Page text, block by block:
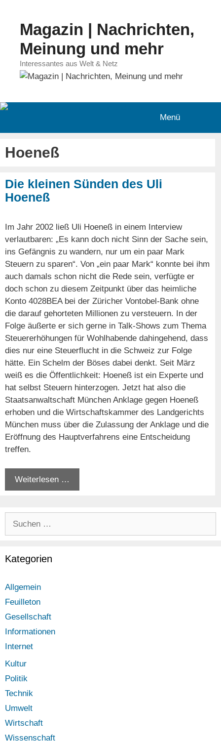
springenMagazin | Nachrichten,
Meinung und mehr
Interessantes aus Welt & Netz
Menü
Hoeneß
Die kleinen Sünden des Uli
Hoeneß
Im Jahr 2002 ließ Uli Hoeneß in einem Interview
verlautbaren: „Es kann doch nicht Sinn der Sache sein,
ins Gefängnis zu wandern, nur um ein paar Mark
Steuern zu sparen“. Von „ein paar Mark“ konnte bei ihm
auch damals schon nicht die Rede sein, verfügte er
doch schon zu diesem Zeitpunkt über das heimliche
Konto 4028BEA bei der Züricher Vontobel-Bank ohne
die darauf gehorteten Millionen zu versteuern. In der
Folge äußerte er sich gerne in Talk-Shows zum Thema
Steuererhöhungen für Wohlhabende dahingehend, dass
dies nur eine Steuerflucht in die Schweiz zur Folge
hätte. Ein Schelm der Böses dabei denkt. Seit März
weiß es die Öffentlichkeit: Hoeneß ist ein Experte und
hat selbst Steuern hinterzogen. Jetzt hat also die
Staatsanwaltschaft München Anklage gegen Hoeneß
erhoben und die Wirtschaftskammer des Landgerichts
München muss über die Zulassung der Anklage und die
Eröffnung des Hauptverfahrens eine Entscheidung
treffen.
Weiterlesen …
Kategorien
Allgemein
Feuilleton
Gesellschaft
Informationen
Internet
Kultur
Politik
Technik
Umwelt
Wirtschaft
Wissenschaft